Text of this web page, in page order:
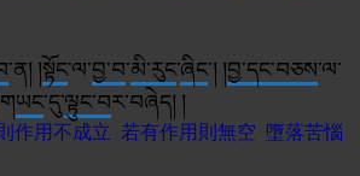
་ན། །སྟོང་ལ་བྱ་བ་མི་རུང་ཞིང༌། །བྱ་དང་བཅས་ལ་
ཡང་དུ་ལྟུང་བར་བཞེད། །
作用不成立 若有作用則無空 墮落苦惱